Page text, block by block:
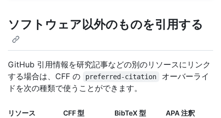
ソフトウェア以外のものを引用する
GitHub 引用情報を研究記事などの別のリソースにリンク
する場合は、CFF の
preferred-citation
オーバーライ
ドを次の種類で使うことができます。
リソース CFF 型 BibTeX 型 APA 注釈